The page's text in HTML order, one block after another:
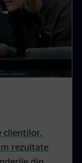
clienților.
rezultate